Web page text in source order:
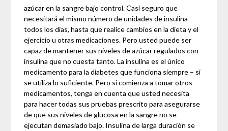
azúcar en la sangre bajo control. Casi seguro que
necesitará el mismo número de unidades de insulina
todos los días, hasta que realice cambios en la dieta y el
ejercicio u otras medicaciones. Pero usted puede ser
capaz de mantener sus niveles de azúcar regulados con
insulina que no cuesta tanto. La insulina es el único
medicamento para la diabetes que funciona siempre – si
se utiliza lo suficiente. Pero si comienza a tomar otros
medicamentos, tenga en cuenta que usted necesita
para hacer todas sus pruebas prescrito para asegurarse
de que sus niveles de glucosa en la sangre no se
ejecutan demasiado bajo. Insulina de larga duración se